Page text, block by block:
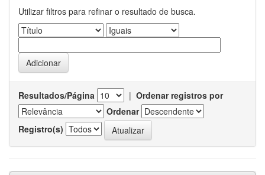
Utilizar filtros para refinar o resultado de busca.
Resultados/Página | Ordenar registros por
Ordenar
Registro(s)